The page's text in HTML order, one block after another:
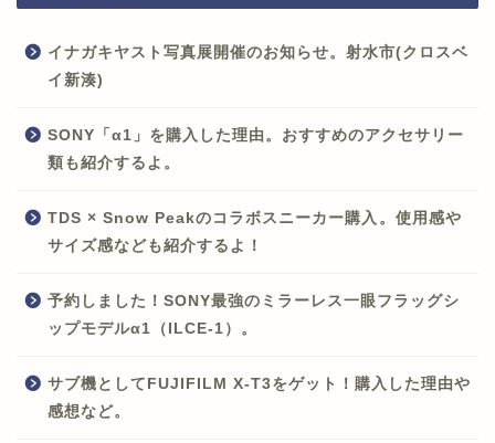
イナガキヤスト写真展開催のお知らせ。射水市(クロスベ
イ新湊)
SONY「α1」を購入した理由。おすすめのアクセサリー
類も紹介するよ。
TDS × Snow Peakのコラボスニーカー購入。使用感や
サイズ感なども紹介するよ！
予約しました！SONY最強のミラーレス一眼フラッグシ
ップモデルα1（ILCE-1）。
サブ機としてFUJIFILM X-T3をゲット！購入した理由や
感想など。